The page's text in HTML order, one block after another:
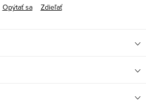
Opýtať sa
Zdieľať